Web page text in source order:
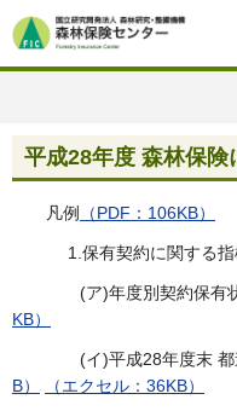
平成28年度 森林保険
凡例 （PDF：106KB）
1.保有契約に関する
(ア)年度別契約保有
KB）
(イ)平成28年度末 都道
B）
（エクセル：36KB）